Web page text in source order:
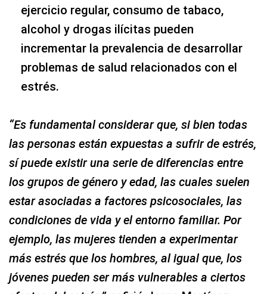
ejercicio regular, consumo de tabaco,
alcohol y drogas ilícitas pueden
incrementar la prevalencia de desarrollar
problemas de salud relacionados con el
estrés.
“Es fundamental considerar que, si bien todas
las personas están expuestas a sufrir de estrés,
sí puede existir una serie de diferencias entre
los grupos de género y edad, las cuales suelen
estar asociadas a factores psicosociales, las
condiciones de vida y el entorno familiar. Por
ejemplo, las mujeres tienden a experimentar
más estrés que los hombres, al igual que, los
jóvenes pueden ser más vulnerables a ciertos